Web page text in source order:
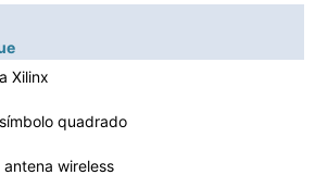
& Rackspace
no Openfiler
que são usados ​​nos …
Xilinx
quadrado
wireless